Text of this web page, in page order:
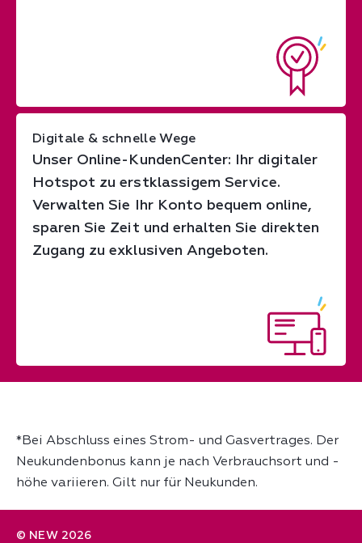
Digitale & schnelle Wege
Unser Online-KundenCenter: Ihr digitaler
Hotspot zu erstklassigem Service.
Verwalten Sie Ihr Konto bequem online,
sparen Sie Zeit und erhalten Sie direkten
Zugang zu exklusiven Angeboten.
*Bei Abschluss eines Strom- und Gasvertrages. Der
Neukundenbonus kann je nach Verbrauchsort und -
höhe variieren. Gilt nur für Neukunden.
© NEW 2026